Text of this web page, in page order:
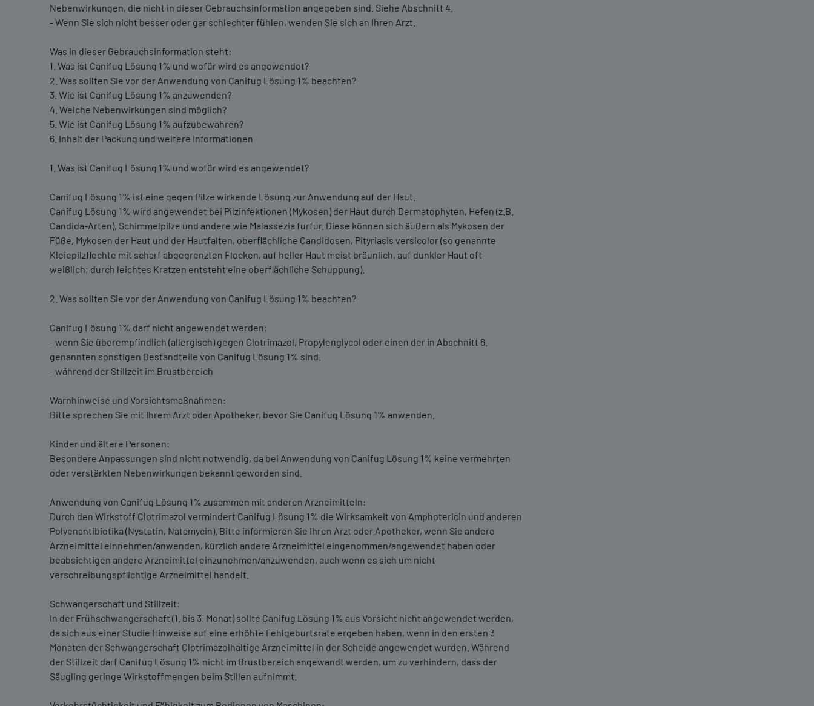
Nebenwirkungen, die nicht in dieser Gebrauchsinformation angegeben sind. Siehe Abschnitt 4.
- Wenn Sie sich nicht besser oder gar schlechter fühlen, wenden Sie sich an Ihren Arzt.
Was in dieser Gebrauchsinformation steht:
1. Was ist Canifug Lösung 1% und wofür wird es angewendet?
2. Was sollten Sie vor der Anwendung von Canifug Lösung 1% beachten?
3. Wie ist Canifug Lösung 1% anzuwenden?
4. Welche Nebenwirkungen sind möglich?
5. Wie ist Canifug Lösung 1% aufzubewahren?
6. Inhalt der Packung und weitere Informationen
1. Was ist Canifug Lösung 1% und wofür wird es angewendet?
Canifug Lösung 1% ist eine gegen Pilze wirkende Lösung zur Anwendung auf der Haut.
Canifug Lösung 1% wird angewendet bei Pilzinfektionen (Mykosen) der Haut durch Dermatophyten, Hefen (z.B.
Candida-Arten), Schimmelpilze und andere wie Malassezia furfur. Diese können sich äußern als Mykosen der
Füße, Mykosen der Haut und der Hautfalten, oberflächliche Candidosen, Pityriasis versicolor (so genannte
Kleiepilzflechte mit scharf abgegrenzten Flecken, auf heller Haut meist bräunlich, auf dunkler Haut oft
weißlich; durch leichtes Kratzen entsteht eine oberflächliche Schuppung).
2. Was sollten Sie vor der Anwendung von Canifug Lösung 1% beachten?
Canifug Lösung 1% darf nicht angewendet werden:
- wenn Sie überempfindlich (allergisch) gegen Clotrimazol, Propylenglycol oder einen der in Abschnitt 6.
genannten sonstigen Bestandteile von Canifug Lösung 1% sind.
- während der Stillzeit im Brustbereich
Warnhinweise und Vorsichtsmaßnahmen:
Bitte sprechen Sie mit Ihrem Arzt oder Apotheker, bevor Sie Canifug Lösung 1% anwenden.
Kinder und ältere Personen:
Besondere Anpassungen sind nicht notwendig, da bei Anwendung von Canifug Lösung 1% keine vermehrten
oder verstärkten Nebenwirkungen bekannt geworden sind.
Anwendung von Canifug Lösung 1% zusammen mit anderen Arzneimitteln:
Durch den Wirkstoff Clotrimazol vermindert Canifug Lösung 1% die Wirksamkeit von Amphotericin und anderen
Polyenantibiotika (Nystatin, Natamycin). Bitte informieren Sie Ihren Arzt oder Apotheker, wenn Sie andere
Arzneimittel einnehmen/anwenden, kürzlich andere Arzneimittel eingenommen/angewendet haben oder
beabsichtigen andere Arzneimittel einzunehmen/anzuwenden, auch wenn es sich um nicht
verschreibungspflichtige Arzneimittel handelt.
Schwangerschaft und Stillzeit:
In der Frühschwangerschaft (1. bis 3. Monat) sollte Canifug Lösung 1% aus Vorsicht nicht angewendet werden,
da sich aus einer Studie Hinweise auf eine erhöhte Fehlgeburtsrate ergeben haben, wenn in den ersten 3
Monaten der Schwangerschaft Clotrimazolhaltige Arzneimittel in der Scheide angewendet wurden. Während
der Stillzeit darf Canifug Lösung 1% nicht im Brustbereich angewandt werden, um zu verhindern, dass der
Säugling geringe Wirkstoffmengen beim Stillen aufnimmt.